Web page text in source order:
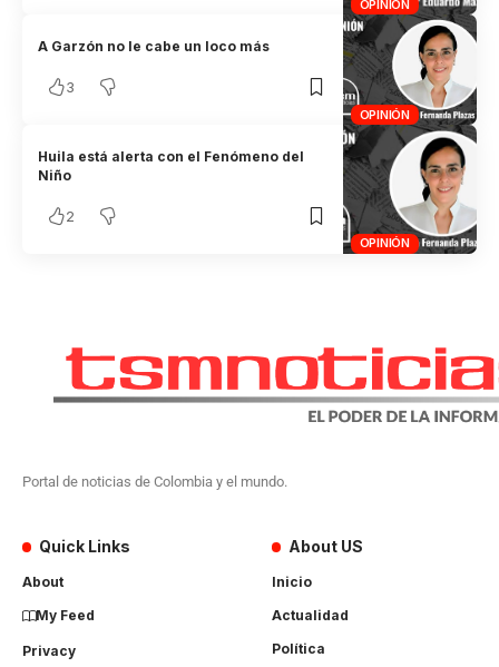
OPINIÓN
OPINIÓN
A Garzón no le cabe un loco más
3
OPINIÓN
Huila está alerta con el Fenómeno del
Niño
2
Portal de noticias de Colombia y el mundo.
Quick Links
About
My Feed
Privacy
About US
Inicio
Actualidad
Política